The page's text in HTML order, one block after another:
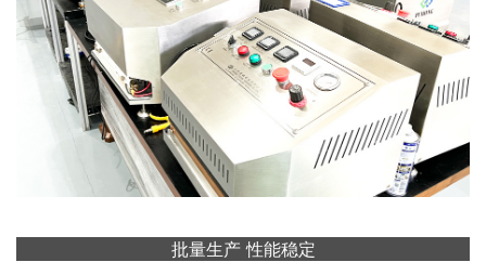
批量生产 性能稳定